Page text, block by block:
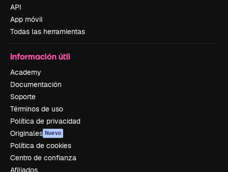
API
App móvil
Todas las herramientas
Información útil
Academy
Documentación
Soporte
Términos de uso
Política de privacidad
Originales Nuevo
Política de cookies
Centro de confianza
Afiliados